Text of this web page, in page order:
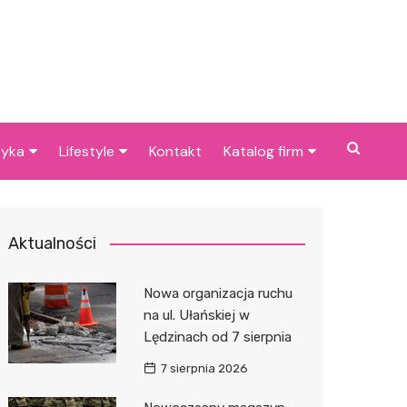
w Bieruniu i
Lifestyle
Poradniki
Dom i ogród
Znane osoby
Kontakt Katalog firm
Prawo i finanse
Motoryzacja
Aktualności
Nowa organizacja ruchu
na ul. Ułańskiej w
Lędzinach od 7 sierpnia
7 sierpnia 2026